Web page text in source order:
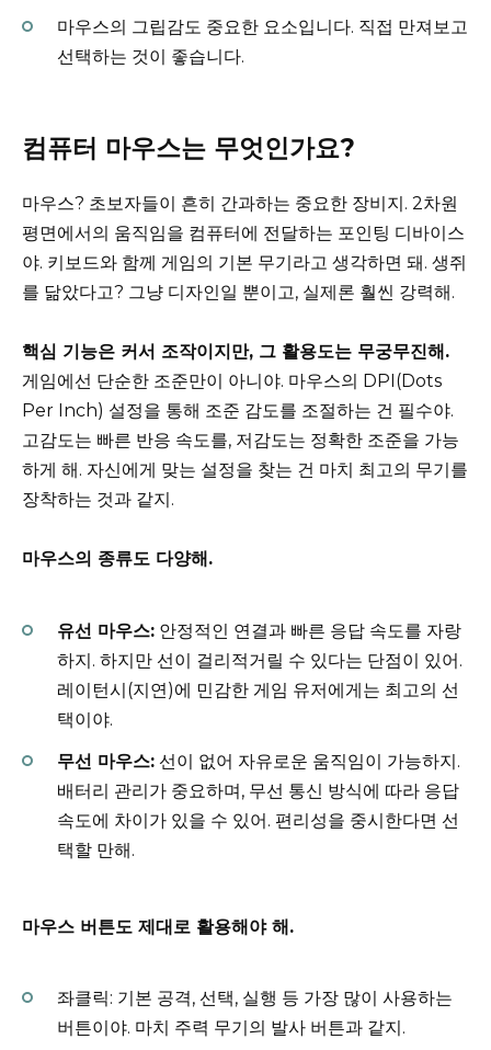
마우스의 그립감도 중요한 요소입니다. 직접 만져보고
선택하는 것이 좋습니다.
컴퓨터 마우스는 무엇인가요?
마우스? 초보자들이 흔히 간과하는 중요한 장비지. 2차원
평면에서의 움직임을 컴퓨터에 전달하는 포인팅 디바이스
야. 키보드와 함께 게임의 기본 무기라고 생각하면 돼. 생쥐
를 닮았다고? 그냥 디자인일 뿐이고, 실제론 훨씬 강력해.
핵심 기능은 커서 조작이지만, 그 활용도는 무궁무진해.
게임에선 단순한 조준만이 아니야. 마우스의 DPI(Dots
Per Inch) 설정을 통해 조준 감도를 조절하는 건 필수야.
고감도는 빠른 반응 속도를, 저감도는 정확한 조준을 가능
하게 해. 자신에게 맞는 설정을 찾는 건 마치 최고의 무기를
장착하는 것과 같지.
마우스의 종류도 다양해.
유선 마우스: 안정적인 연결과 빠른 응답 속도를 자랑
하지. 하지만 선이 걸리적거릴 수 있다는 단점이 있어.
레이턴시(지연)에 민감한 게임 유저에게는 최고의 선
택이야.
무선 마우스: 선이 없어 자유로운 움직임이 가능하지.
배터리 관리가 중요하며, 무선 통신 방식에 따라 응답
속도에 차이가 있을 수 있어. 편리성을 중시한다면 선
택할 만해.
마우스 버튼도 제대로 활용해야 해.
좌클릭: 기본 공격, 선택, 실행 등 가장 많이 사용하는
버튼이야. 마치 주력 무기의 발사 버튼과 같지.